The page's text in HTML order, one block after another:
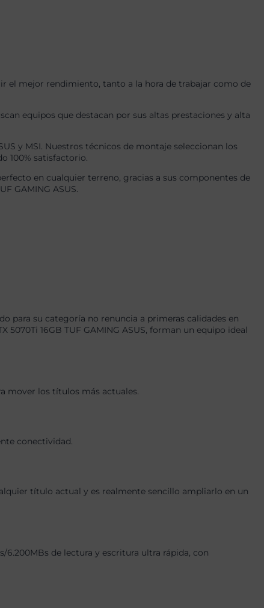
el mejor rendimiento, tanto a la hora de trabajar como de
equipos que destacan por sus altas prestaciones y alta
y MSI. Nuestros técnicos de montaje seleccionan los
100% satisfactorio.
en cualquier terreno, gracias a sus componentes de
GAMING ASUS.
para su categoría no renuncia a primeras calidades en
16GB TUF GAMING ASUS, forman un equipo ideal
mover los títulos más actuales.
conectividad.
título actual y es realmente sencillo ampliarlo en un
6.200MBs de lectura y escritura ultra rápida, con